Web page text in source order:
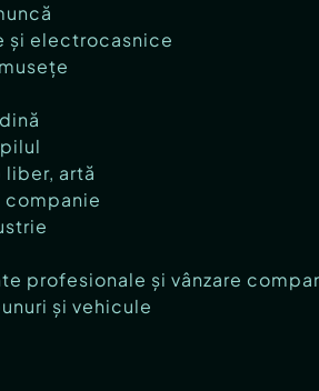
și electrocasnice
artă
companie
profesionale și vânzare
și vehicule